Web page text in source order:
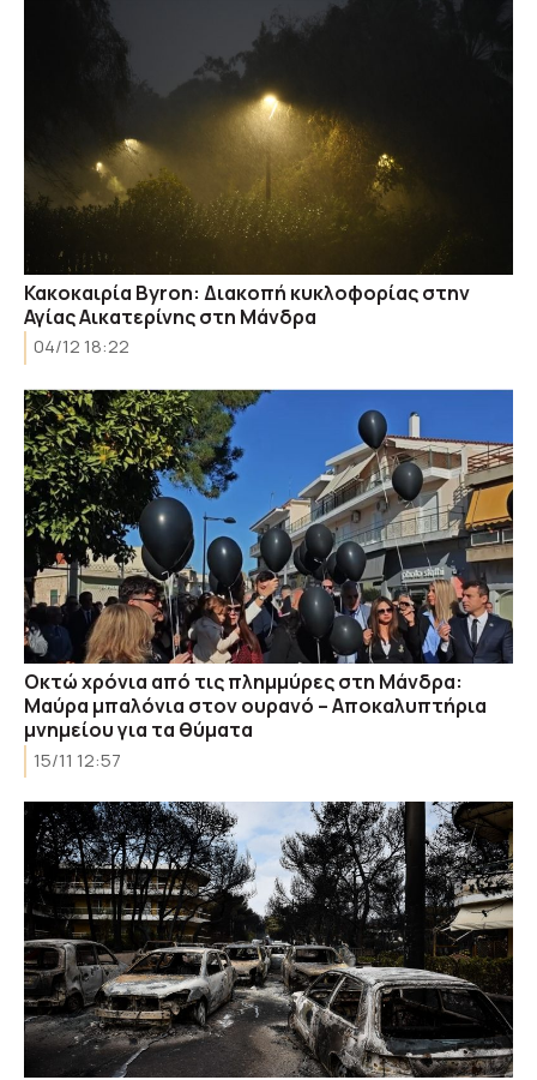
Κακοκαιρία Byron: Διακοπή κυκλοφορίας στην
Αγίας Αικατερίνης στη Μάνδρα
04/12 18:22
Οκτώ χρόνια από τις πλημμύρες στη Μάνδρα:
Μαύρα μπαλόνια στον ουρανό – Αποκαλυπτήρια
μνημείου για τα θύματα
15/11 12:57